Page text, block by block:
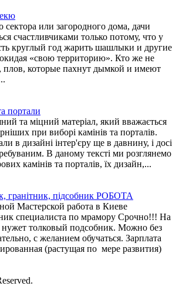
сектора или загородного дома, дачи
счастливчиками только потому, что у
круглый год жарить шашлыки и другие
«свою территорию». Кто же не
которые пахнут дымкой и имеют
портали
та міцний матеріал, який вважається
при виборі камінів та порталів.
в дизайні інтер'єру ще в давнину, і досі
В даному тексті ми розглянемо
камінів та порталів, їх дизайн,...
гранітник, підсобник РОБОТА
Мастерской работа в Киеве
специалиста по мрамору Срочно!!! На
нужет толковый подсобник. Можно без
с желанием обучаться. Зарплата
(растущая по мере развития)